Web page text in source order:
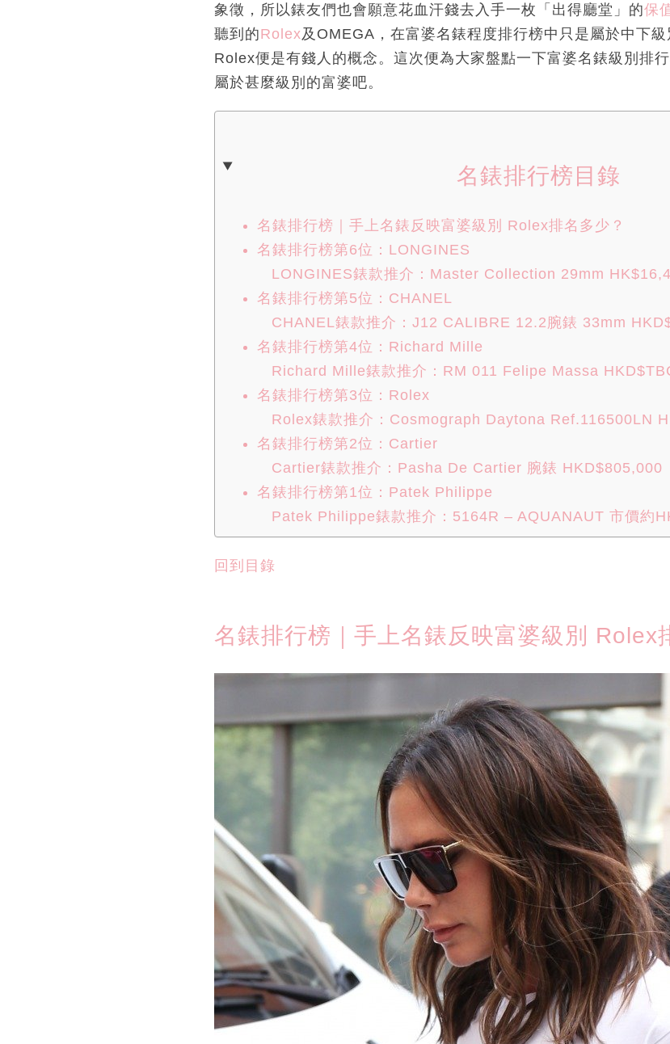
象徵，所以錶友們也會願意花血汗錢去入手一枚「出得廳堂」的保
聽到的Rolex及OMEGA，在富婆名錶程度排行榜中只是屬於中下
Rolex便是有錢人的概念。這次便為大家盤點一下富婆名錶級別排
屬於甚麼級別的富婆吧。
名錶排行榜目錄
名錶排行榜｜手上名錶反映富婆級別 Rolex排名多少？
名錶排行榜第6位：LONGINES
LONGINES錶款推介：Master Collection 29mm
名錶排行榜第5位：CHANEL
CHANEL錶款推介：J12 CALIBRE 12.2腕錶 33mm
名錶排行榜第4位：Richard Mille
Richard Mille錶款推介：RM 011 Felipe Massa
名錶排行榜第3位：Rolex
Rolex錶款推介：Cosmograph Daytona Ref.116500LN
名錶排行榜第2位：Cartier
Cartier錶款推介：Pasha De Cartier 腕錶 HKD$805,000
名錶排行榜第1位：Patek Philippe
Patek Philippe錶款推介：5164R – AQUANAUT 市價約
回到目錄
名錶排行榜｜手上名錶反映富婆級別 Rolex